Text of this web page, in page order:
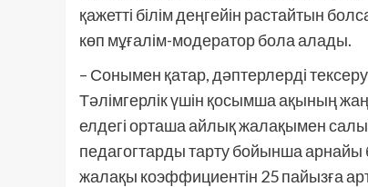
қажетті білім деңгейін растайтын
көп мұғалім-модератор бола алады.
– Сонымен қатар, дәптерлерді
Тәлімгерлік үшін қосымша ақының
елдегі орташа айлық жалақымен
педагогтарды тарту бойынша
жалақы коэффициентін 25 пайызға